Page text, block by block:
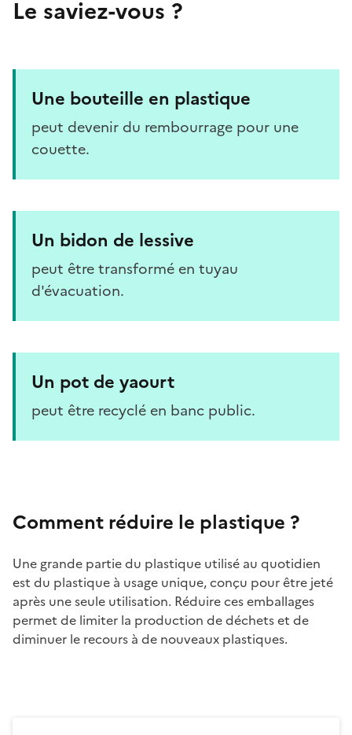
Le saviez-vous ?
Une bouteille en plastique
peut devenir du rembourrage pour une
couette.
Un bidon de lessive
peut être transformé en tuyau
d'évacuation.
Un pot de yaourt
peut être recyclé en banc public.
Comment réduire le plastique ?
Une grande partie du plastique utilisé au quotidien
est du plastique à usage unique, conçu pour être jeté
après une seule utilisation. Réduire ces emballages
permet de limiter la production de déchets et de
diminuer le recours à de nouveaux plastiques.